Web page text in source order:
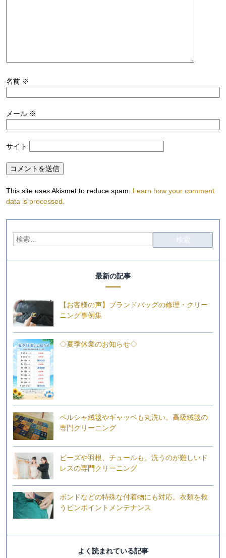
名前 ※
メール ※
サイト
This site uses Akismet to reduce spam. Learn how your comment
data is processed.
最新の記事
【お客様の声】ブランドバッグの修理・クリー
ニング事例集
◇夏季休業のお知らせ◇
ペルシャ絨毯やギャッベも丸洗い。高級絨毯の
専門クリーニング
ビーズや羽根、チュールも。洗うのが難しいド
レスの専門クリーニング
ボンドなどの特殊な付着物にも対応。衣類を救
うピンポイントメンテナンス
よく読まれている記事